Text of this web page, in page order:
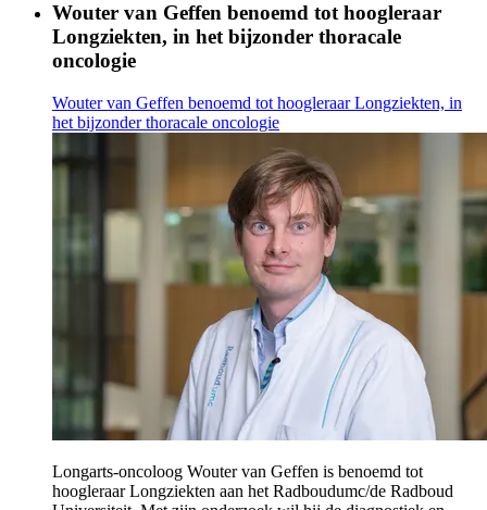
Wouter van Geffen benoemd tot hoogleraar
Longziekten, in het bijzonder thoracale
oncologie
Wouter van Geffen benoemd tot hoogleraar Longziekten, in
het bijzonder thoracale oncologie
Longarts-oncoloog Wouter van Geffen is benoemd tot
hoogleraar Longziekten aan het Radboudumc/de Radboud